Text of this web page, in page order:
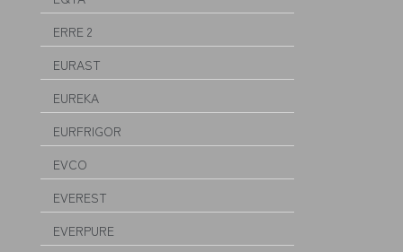
ERRE 2
EURAST
EUREKA
EURFRIGOR
EVCO
EVEREST
EVERPURE